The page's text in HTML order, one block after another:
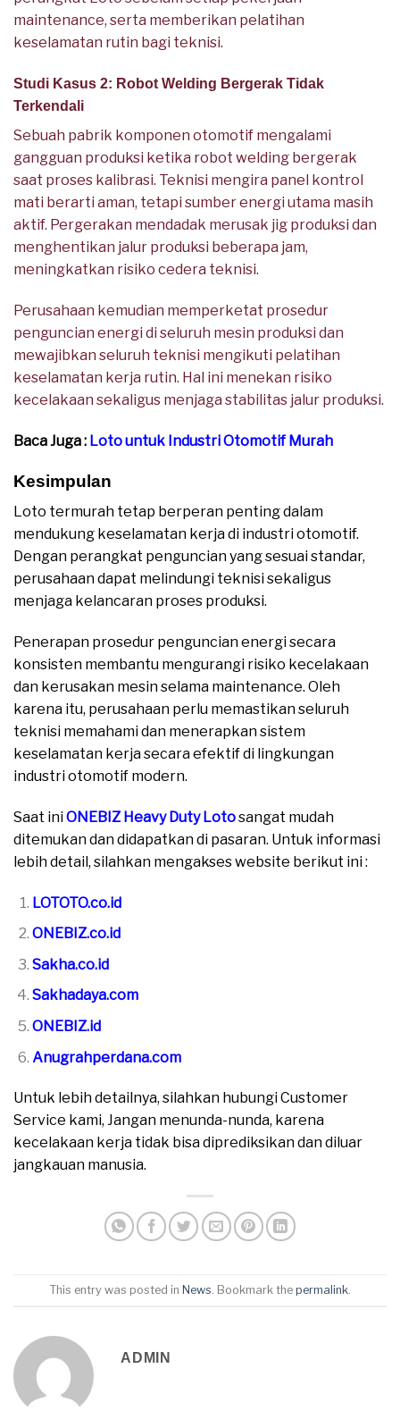
maintenance, serta memberikan pelatihan
keselamatan rutin bagi teknisi.
Studi Kasus 2: Robot Welding Bergerak Tidak
Terkendali
Sebuah pabrik komponen otomotif mengalami
gangguan produksi ketika robot welding bergerak
saat proses kalibrasi. Teknisi mengira panel kontrol
mati berarti aman, tetapi sumber energi utama masih
aktif. Pergerakan mendadak merusak jig produksi dan
menghentikan jalur produksi beberapa jam,
meningkatkan risiko cedera teknisi.
Perusahaan kemudian memperketat prosedur
penguncian energi di seluruh mesin produksi dan
mewajibkan seluruh teknisi mengikuti pelatihan
keselamatan kerja rutin. Hal ini menekan risiko
kecelakaan sekaligus menjaga stabilitas jalur produksi.
Baca Juga : Loto untuk Industri Otomotif Murah
Kesimpulan
Loto termurah tetap berperan penting dalam
mendukung keselamatan kerja di industri otomotif.
Dengan perangkat penguncian yang sesuai standar,
perusahaan dapat melindungi teknisi sekaligus
menjaga kelancaran proses produksi.
Penerapan prosedur penguncian energi secara
konsisten membantu mengurangi risiko kecelakaan
dan kerusakan mesin selama maintenance. Oleh
karena itu, perusahaan perlu memastikan seluruh
teknisi memahami dan menerapkan sistem
keselamatan kerja secara efektif di lingkungan
industri otomotif modern.
Saat iniONEBIZ Heavy Duty Lotosangat mudah
ditemukan dan didapatkan di pasaran. Untuk informasi
lebih detail, silahkan mengakses website berikut ini :
LOTOTO.co.id
ONEBIZ.co.id
Sakha.co.id
Sakhadaya.com
ONEBIZ.id
Anugrahperdana.com
Untuk lebih detailnya, silahkan hubungi Customer
Service kami, Jangan menunda-nunda, karena
kecelakaan kerja tidak bisa diprediksikan dan diluar
jangkauan manusia.
This entry was posted in News . Bookmark the permalink
ADMIN